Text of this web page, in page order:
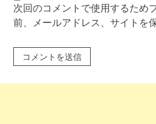
次回のコメントで使用するため
前、メールアドレス、サイトを